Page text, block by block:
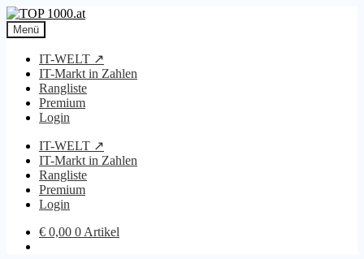
Zur
Navigation
springen
Zum
Inhalt
springen
Menü
IT-WELT ↗
IT-Markt in Zahlen
Rangliste
Premium
Login
IT-WELT ↗
IT-Markt in Zahlen
Rangliste
Premium
Login
€ 0,00 0 Artikel